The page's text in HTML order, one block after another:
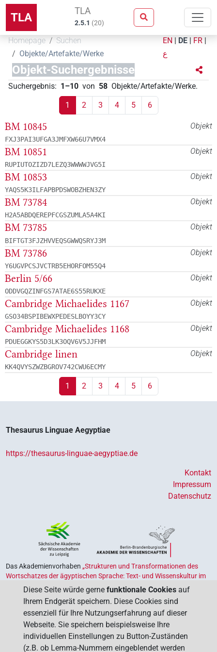
TLA TLA
2.5.1 (20)
Homepage
Suchen
Objekte/Artefakte/Werke
EN | DE | FR |
ع
Objekt-Suchergebnisse
Suchergebnis: 1–10 von 58 Objekte/Artefakte/Werke.
1 2 3 4 5 6
Objekt
BM 10845
FXJ3PAI3UFGA3JMFXW66U7VMX4
Objekt
BM 10851
RUPIUTOZIZD7LEZQ3WWWWJVG5I
Objekt
BM 10853
YAQS5K3ILFAPBPDSWOBZHEN3ZY
Objekt
BM 73784
H2A5ABDQEREPFCGSZUMLA5A4KI
Objekt
BM 73785
BIFTGT3FJZHVVEQSGWWQSRYJ3M
Objekt
BM 73786
Y6UGVPCSJVCTRB5EHORFOM55Q4
Objekt
Berlin 5/66
ODDVGQZINFGS7ATAE6S55RUKXE
Objekt
Cambridge Michaelides 1167
GSO34BSPIBEWXPEDESLBOYY3CY
Objekt
Cambridge Michaelides 1168
PDUEGGKYS5D3LK3OQV6V5JJFHM
Objekt
Cambridge linen
KK4QVYSZWZBGROV742CWU6ECMY
1 2 3 4 5 6
Thesaurus Linguae Aegyptiae
https://thesaurus-linguae-aegyptiae.de
Kontakt
Impressum
Datenschutz
Das Akademienvorhaben „Strukturen und Transformationen des
Wortschatzes der ägyptischen Sprache: Text- und Wissenskultur im
Alten Ägypten‟
ist Teil des von Bund und Ländern geförderten
, das der Erhaltung, Sicherung und
Vergegenwärtigung unseres kulturellen Erbes dient. Koordiniert wird
das Programm von derUnion der Deutschen Akademien der
Wissenschaften.
Diese Seite würde gerne funktionale Cookies auf
Ihrem Endgerät speichern. Diese Cookies sind
essenziell für Ihre Nutzungserfahrung auf dieser
Webseite. Sie speichern beispielsweise Ihre
individuellen Einstellungen zu Button-Zuständen
(z.B. ob Lemma-Nummern eingeblendet werden